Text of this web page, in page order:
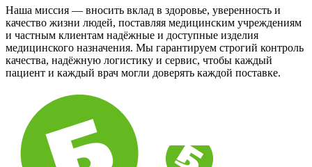
Наша миссия — вносить вклад в здоровье, уверенность и
качество жизни людей, поставляя медицинским учреждениям
и частным клиентам надёжные и доступные изделия
медицинского назначения. Мы гарантируем строгий контроль
качества, надёжную логистику и сервис, чтобы каждый
пациент и каждый врач могли доверять каждой поставке.